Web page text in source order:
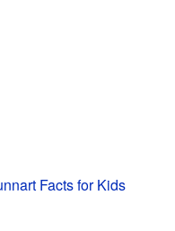
Facts for Kids